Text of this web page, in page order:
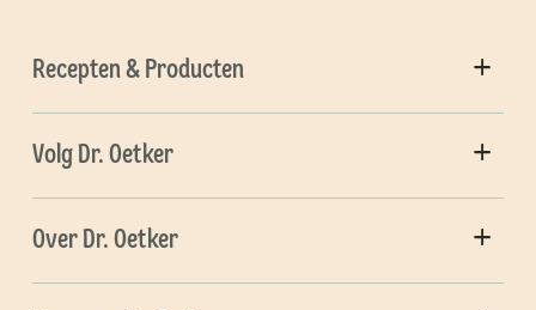
Recepten & Producten
Volg Dr. Oetker
Over Dr. Oetker